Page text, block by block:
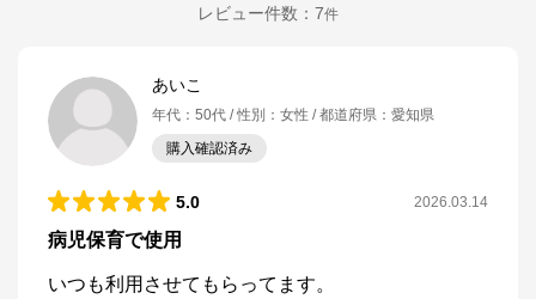
レビュー件数： 7件
あいこ
年代 ： 50代 性別 ： 女性 都道府県 ： 愛知県
購入確認済み
5.0 2026.03.14
病児保育で使用
いつも利用させてもらってます。